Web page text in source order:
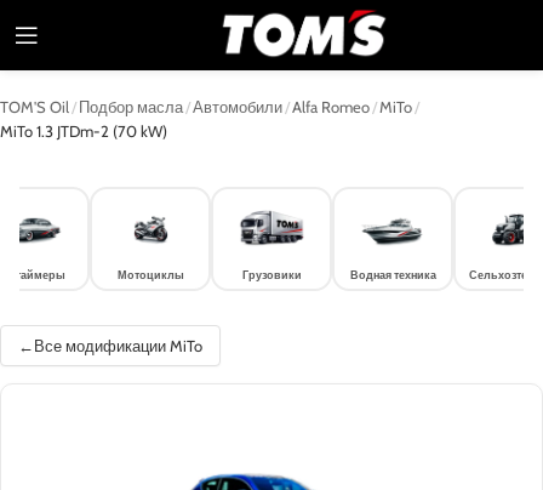
TOM'S Oil /Подбор масла/Автомобили/Alfa Romeo/MiTo/
MiTo 1.3 JTDm-2 (70 kW)
Мотоциклы Грузовики Водная техника
Все модификации MiTo